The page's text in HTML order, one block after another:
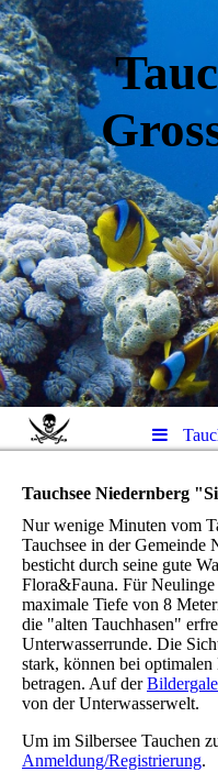
Gro
Tauchsee Niedernberg
Nur wenige Minuten vom
Tauchsee in der Gemeinde
besticht durch seine gute
Flora&Fauna. Für Neulinge
maximale Tiefe von 8
die "alten Tauchhasen"
Unterwasserrunde. Die
stark, können bei
betragen. Auf der
von der Unterwasserwelt.
Um im Silbersee Tauchen
Anmeldung/Registrierung.